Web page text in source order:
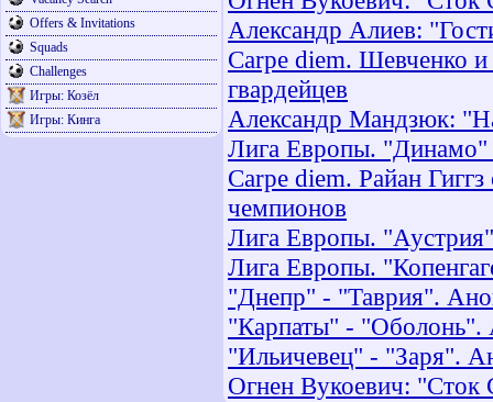
Offers & Invitations
Squads
Challenges
Игры: Козёл
Игры: Кинга
Александр Алиев:
Carpe diem. Шевченко
гвардейцев
Александр Мандзюк:
Лига Европы. "Динамо"
Carpe diem. Райан
чемпионов
Лига Европы.
Лига Европы.
"Днепр" - "Таврия".
"Карпаты" - "Оболонь".
"Ильичевец" - "Заря".
Огнен Вукоевич: "Сток